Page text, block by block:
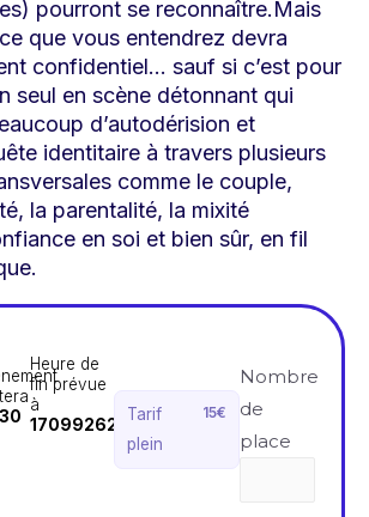
pourront se reconnaître.Mais
que vous entendrez devra
confidentiel… sauf si c’est pour
seul en scène détonnant qui
d’autodérision et
identitaire à travers plusieurs
comme le couple,
la parentalité, la mixité
en soi et bien sûr, en fil
Heure de
fin prévue
à
1709926200
Tarif
plein
15€
Nombre
de
place